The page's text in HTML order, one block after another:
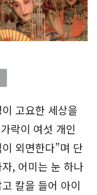
고요한 세상을
락이 여섯 개인
외면한다”며 단
, 어미는 눈 하나
칼을 들어 아이